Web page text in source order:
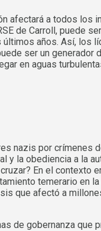
afectará a todos los
de Carroll, puede
años. Así, los
ser un
en aguas
nazis por crímenes
y la obediencia a la
En el contexto
temerario en
que afectó a
de gobernanza que